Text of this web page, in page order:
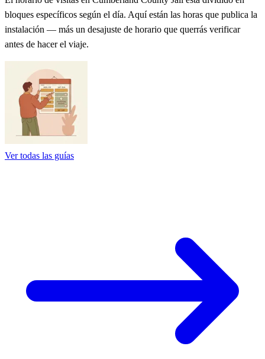
bloques específicos según el día. Aquí están las horas que publica la
instalación — más un desajuste de horario que querrás verificar
antes de hacer el viaje.
Ver todas las guías